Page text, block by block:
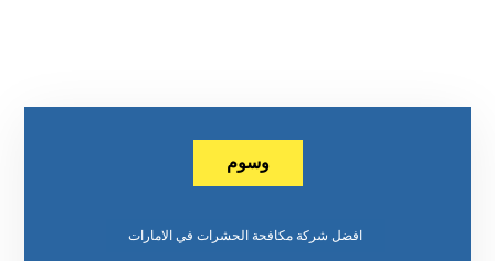
وسوم
افضل شركة مكافحة الحشرات في الامارات